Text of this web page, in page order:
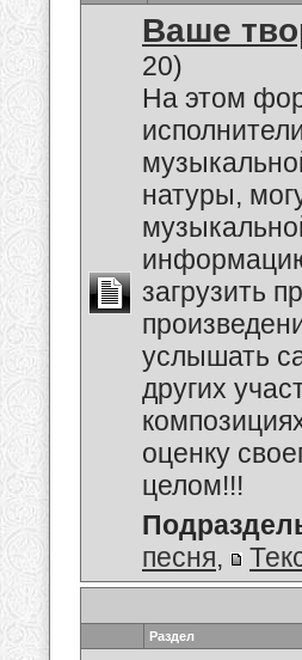
Ваше
20)
На этом
натуры,
загрузить
услышать
других
оценку
целом!!!
песня,
Раздел